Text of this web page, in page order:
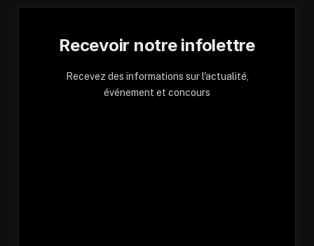
Recevoir notre infolettre
Recevez des informations sur l'actualité,
événement et concours